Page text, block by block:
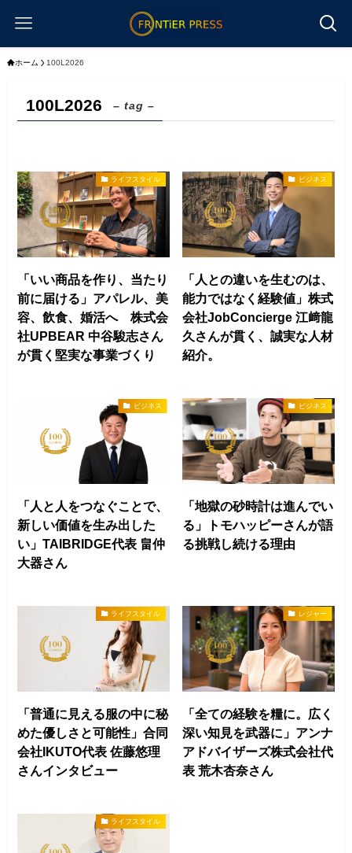
ホーム 100L2026
100L2026 – tag –
ライフスタイル
「いい商品を作り、当たり
前に届ける」アパレル、美
容、飲食、婚活へ 株式会
社UPBEAR 中谷駿志さん
が貫く堅実な事業づくり
ビジネス
「人との違いを生むのは、
能力ではなく経験値」株式
会社JobConcierge 江﨑龍
久さんが貫く、誠実な人材
紹介。
ビジネス
「人と人をつなぐことで、
新しい価値を生み出した
い」TAIBRIDGE代表 畠仲
大器さん
ビジネス
「地獄の砂時計は進んでい
る」トモハッピーさんが語
る挑戦し続ける理由
ライフスタイル
「普通に見える服の中に秘
めた優しさと可能性」合同
会社IKUTO代表 佐藤悠理
さんインタビュー
レジャー
「全ての経験を糧に。広く
深い知見を武器に」アンナ
アドバイザーズ株式会社代
表 荒木杏奈さん
ライフスタイル